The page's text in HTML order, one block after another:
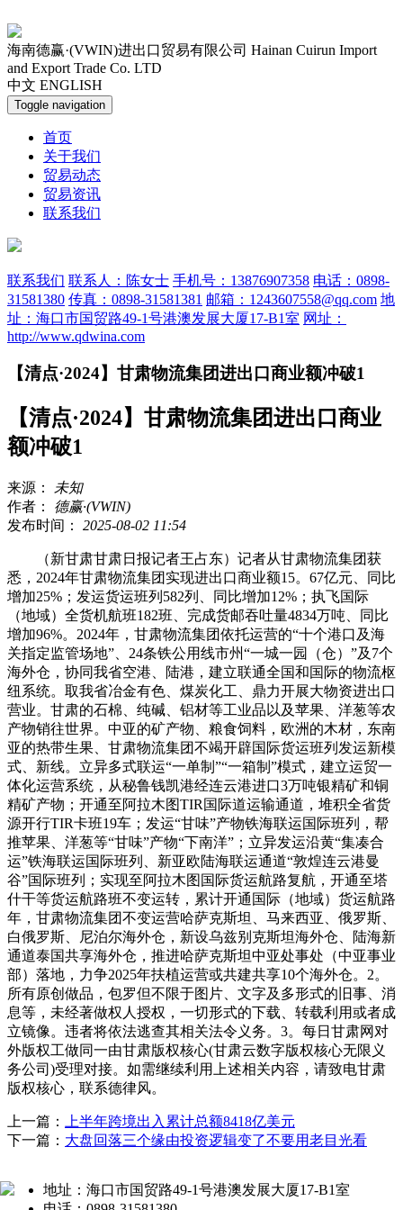
海南德赢·(VWIN)进出口贸易有限公司 Hainan Cuirun Import
and Export Trade Co. LTD
中文 ENGLISH
Toggle navigation
首页
关于我们
贸易动态
贸易资讯
联系我们
联系我们 联系人：陈女士 手机号：13876907358 电话：0898-
31581380 传真：0898-31581381 邮箱：1243607558@qq.com 地
址：海口市国贸路49-1号港澳发展大厦17-B1室 网址：
http://www.qdwina.com
【清点·2024】甘肃物流集团进出口商业额冲破1
【清点·2024】甘肃物流集团进出口商业
额冲破1
来源：
未知
作者： 德赢·(VWIN)
发布时间： 2025-08-02 11:54
（新甘肃甘肃日报记者王占东）记者从甘肃物流集团获
悉，2024年甘肃物流集团实现进出口商业额15。67亿元、同比
增加25%；发运货运班列582列、同比增加12%；执飞国际
（地域）全货机航班182班、完成货邮吞吐量4834万吨、同比
增加96%。2024年，甘肃物流集团依托运营的“十个港口及海
关指定监管场地”、24条铁公用线市州“一城一园（仓）”及7个
海外仓，协同我省空港、陆港，建立联通全国和国际的物流枢
纽系统。取我省冶金有色、煤炭化工、鼎力开展大物资进出口
营业。甘肃的石棉、纯碱、铝材等工业品以及苹果、洋葱等农
产物销往世界。中亚的矿产物、粮食饲料，欧洲的木材，东南
亚的热带生果、甘肃物流集团不竭开辟国际货运班列发运新模
式、新线。立异多式联运“一单制”“一箱制”模式，建立运贸一
体化运营系统，从秘鲁钱凯港经连云港进口3万吨银精矿和铜
精矿产物；开通至阿拉木图TIR国际道运输通道，堆积全省货
源开行TIR卡班19车；发运“甘味”产物铁海联运国际班列，帮
推苹果、洋葱等“甘味”产物“下南洋”；立异发运沿黄“集凑合
运”铁海联运国际班列、新亚欧陆海联运通道“敦煌连云港曼
谷”国际班列；实现至阿拉木图国际货运航路复航，开通至塔
什干等货运航路班不变运转，累计开通国际（地域）货运航路
年，甘肃物流集团不变运营哈萨克斯坦、马来西亚、俄罗斯、
白俄罗斯、尼泊尔海外仓，新设乌兹别克斯坦海外仓、陆海新
通道泰国共享海外仓，推进哈萨克斯坦中亚处事处（中亚事业
部）落地，力争2025年扶植运营或共建共享10个海外仓。2。
所有原创做品，包罗但不限于图片、文字及多形式的旧事、消
息等，未经著做权人授权，一切形式的下载、转载利用或者成
立镜像。违者将依法逃查其相关法令义务。3。每日甘肃网对
外版权工做同一由甘肃版权核心(甘肃云数字版权核心无限义
务公司)受理对接。如需继续利用上述相关内容，请致电甘肃
版权核心，联系德律风。
上一篇：
上半年跨境出入累计总额8418亿美元
下一篇： 大盘回落三个缘由投资逻辑变了不要用老目光看
地址：海口市国贸路49-1号港澳发展大厦17-B1室